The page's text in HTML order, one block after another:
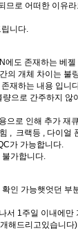
므로 어떠한 이유
니다.
도 존재하는 베젤
의 개체 차이는 불
재하는 내용 입니
으로 간주하지 않
으로 인해 추가 재
, 크랙등 , 다이얼
가 가능합니다.
가합니다.
인 가능햇엇던 부
서 1주일 이내에만
해드리고있습니다)